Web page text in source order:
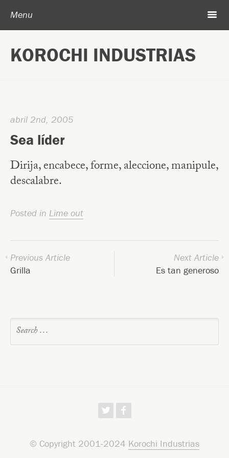
KOROCHI INDUSTRIAS
Menu m
Archivo
abril 2nd, 2005
Sea líder
Dirija, encabece, forme, aleccione, manipule,
descalabre.
Posted in Lime out
Previous Article
Grilla
Next Article
Es tan generoso
© Copyright 2001-2024 Korochi Industrias
w f